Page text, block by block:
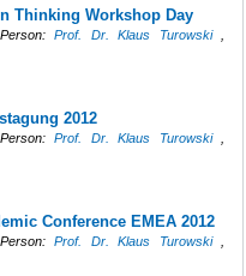
Thinking Workshop Day
Person:Prof. Dr. Klaus Turowski
2012
Person:Prof. Dr. Klaus Turowski
Conference EMEA 2012
Person:Prof. Dr. Klaus Turowski